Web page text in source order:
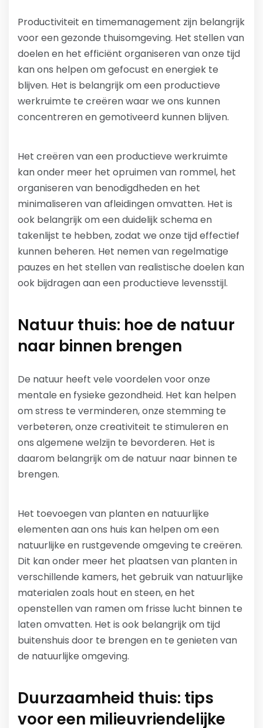
Productiviteit en timemanagement zijn belangrijk
voor een gezonde thuisomgeving. Het stellen van
doelen en het efficiënt organiseren van onze tijd
kan ons helpen om gefocust en energiek te
blijven. Het is belangrijk om een productieve
werkruimte te creëren waar we ons kunnen
concentreren en gemotiveerd kunnen blijven.
Het creëren van een productieve werkruimte
kan onder meer het opruimen van rommel, het
organiseren van benodigdheden en het
minimaliseren van afleidingen omvatten. Het is
ook belangrijk om een duidelijk schema en
takenlijst te hebben, zodat we onze tijd effectief
kunnen beheren. Het nemen van regelmatige
pauzes en het stellen van realistische doelen kan
ook bijdragen aan een productieve levensstijl.
Natuur thuis: hoe de natuur
naar binnen brengen
De natuur heeft vele voordelen voor onze
mentale en fysieke gezondheid. Het kan helpen
om stress te verminderen, onze stemming te
verbeteren, onze creativiteit te stimuleren en
ons algemene welzijn te bevorderen. Het is
daarom belangrijk om de natuur naar binnen te
brengen.
Het toevoegen van planten en natuurlijke
elementen aan ons huis kan helpen om een
natuurlijke en rustgevende omgeving te creëren.
Dit kan onder meer het plaatsen van planten in
verschillende kamers, het gebruik van natuurlijke
materialen zoals hout en steen, en het
openstellen van ramen om frisse lucht binnen te
laten omvatten. Het is ook belangrijk om tijd
buitenshuis door te brengen en te genieten van
de natuurlijke omgeving.
Duurzaamheid thuis: tips
voor een milieuvriendelijke